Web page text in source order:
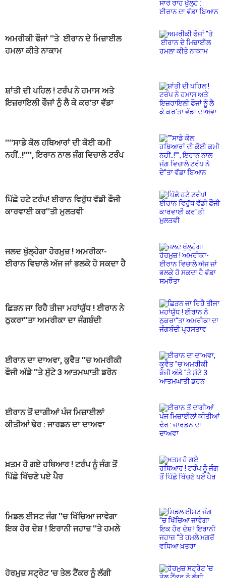
ਅਮਰੀਕੀ ਫੌਜਾਂ ''ਤੇ ਈਰਾਨ ਦੇ ਮਿਜ਼ਾਈਲ
ਹਮਲਾ ਕੀਤੇ ਨਾਕਾਮ
ਸ਼ਾਂਤੀ ਦੀ ਪਹਿਲ ! ਟਰੰਪ ਨੇ ਹਮਾਸ ਅਤੇ
ਇਜ਼ਰਾਇਲੀ ਫੌਜਾਂ ਨੂੰ ਲੈ ਕੇ ਕਰ'ਤਾ ਵੱਡਾ
''''ਸਾਡੇ ਕੋਲ ਹਥਿਆਰਾਂ ਦੀ ਕੋਈ ਕਮੀ
ਨਹੀਂ..!'''', ਇਰਾਨ ਨਾਲ ਜੰਗ ਵਿਚਾਲੇ ਟਰੰਪ
ਪਿੱਛੇ ਹਟੇ ਟਰੰਪ! ਈਰਾਨ ਵਿਰੁੱਧ ਵੱਡੀ ਫੌਜੀ
ਕਾਰਵਾਈ ਕਰ''ਤੀ ਮੁਲਤਵੀ
ਜਲਦ ਖੁੱਲ੍ਹੇਗਾ ਹੋਰਮੁਜ਼ ! ਅਮਰੀਕਾ-
ਈਰਾਨ ਵਿਚਾਲੇ ਅੱਜ ਜਾਂ ਭਲਕੇ ਹੋ ਸਕਦਾ ਹੈ
ਛਿੜਨ ਜਾ ਰਿਹੈ ਤੀਜਾ ਮਹਾਂਯੁੱਧ ! ਈਰਾਨ ਨੇ
ਠੁਕਰਾ''ਤਾ ਅਮਰੀਕਾ ਦਾ ਜੰਗਬੰਦੀ
ਈਰਾਨ ਦਾ ਦਾਅਵਾ, ਕੁਵੈਤ ''ਚ ਅਮਰੀਕੀ
ਫੌਜੀ ਅੱਡੇ ''ਤੇ ਸੁੱਟੇ 3 ਆਤਮਘਾਤੀ ਡਰੋਨ
ਈਰਾਨ ਤੋਂ ਦਾਗੀਆਂ ਪੰਜ ਮਿਜ਼ਾਈਲਾਂ
ਕੀਤੀਆਂ ਢੇਰ : ਜਾਰਡਨ ਦਾ ਦਾਅਵਾ
ਖ਼ਤਮ ਹੋ ਗਏ ਹਥਿਆਰ ! ਟਰੰਪ ਨੂੰ ਜੰਗ ਤੋਂ
ਪਿੱਛੇ ਖਿੱਚਣੇ ਪਏ ਪੈਰ
ਮਿਡਲ ਈਸਟ ਜੰਗ ''ਚ ਖਿੱਚਿਆ ਜਾਵੇਗਾ
ਇਕ ਹੋਰ ਦੇਸ਼ ! ਇਰਾਨੀ ਜਹਾਜ਼ ''ਤੇ ਹਮਲੇ
ਹੋਰਮੁਜ਼ ਸਟ੍ਰੇਟ 'ਚ ਤੇਲ ਟੈਂਕਰ ਨੂੰ ਲੱਗੀ